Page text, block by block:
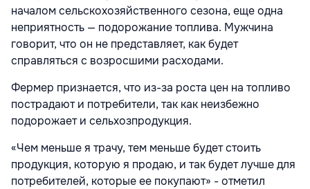
началом сельскохозяйственного сезона, еще одна
неприятность — подорожание топлива. Мужчина
говорит, что он не представляет, как будет
справляться с возросшими расходами.
Фермер признается, что из-за роста цен на топливо
пострадают и потребители, так как неизбежно
подорожает и сельхозпродукция.
«Чем меньше я трачу, тем меньше будет стоить
продукция, которую я продаю, и так будет лучше для
потребителей, которые ее покупают» - отметил